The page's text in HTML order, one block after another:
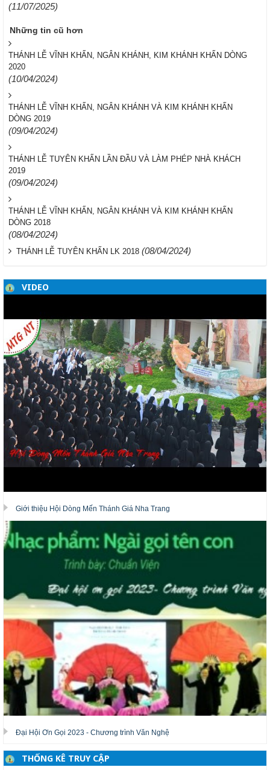
(11/07/2025)
Những tin cũ hơn
THÁNH LỄ VĨNH KHẤN, NGÂN KHÁNH, KIM KHÁNH KHẤN DÒNG
2020
(10/04/2024)
THÁNH LỄ VĨNH KHẤN, NGÂN KHÁNH VÀ KIM KHÁNH KHẤN
DÒNG 2019
(09/04/2024)
THÁNH LỄ TUYÊN KHẤN LẦN ĐẦU VÀ LÀM PHÉP NHÀ KHÁCH
2019
(09/04/2024)
THÁNH LỄ VĨNH KHẤN, NGÂN KHÁNH VÀ KIM KHÁNH KHẤN
DÒNG 2018
(08/04/2024)
THÁNH LỄ TUYÊN KHẤN LK 2018 (08/04/2024)
VIDEO
Giới thiệu Hội Dòng Mến Thánh Giá Nha Trang
Đại Hội Ơn Gọi 2023 - Chương trình Văn Nghệ
THỐNG KÊ TRUY CẬP